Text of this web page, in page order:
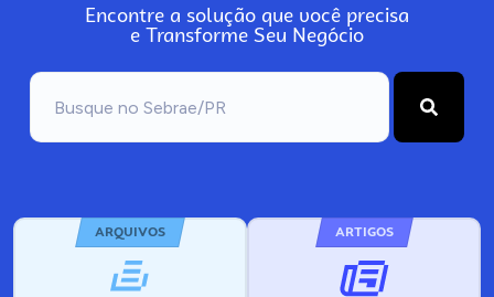
Encontre a solução que você precisa
e Transforme Seu Negócio
ARQUIVOS ARTIGOS